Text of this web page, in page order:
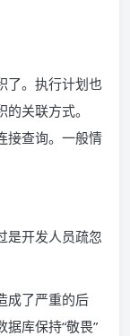
了。执行计划也
关联方式。
接查询。一般情
是开发人员疏忽
成了严重的后
库保持“敬畏”